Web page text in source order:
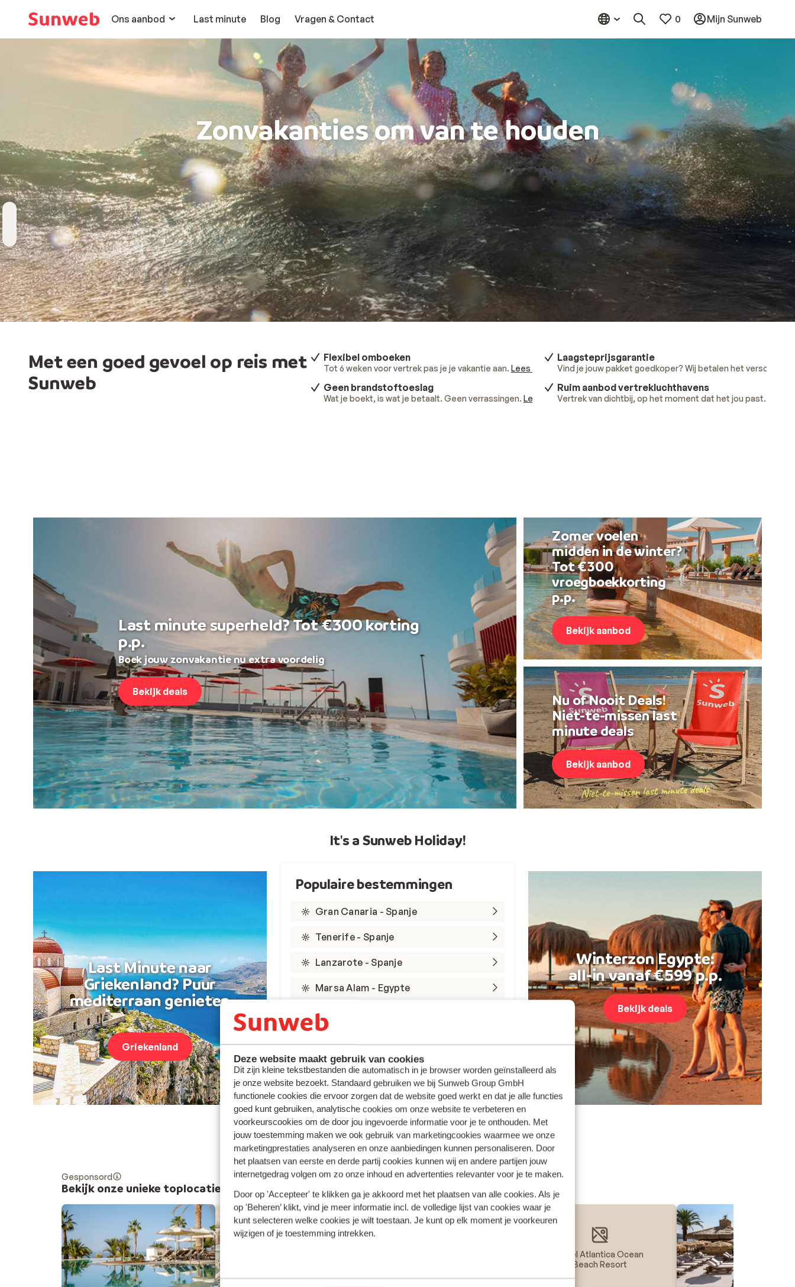
Deze website maakt gebruik van cookies
Dit zijn kleine tekstbestanden die automatisch in je browser worden geïnstalleerd als
je onze website bezoekt. Standaard gebruiken we bij Sunweb Group GmbH
functionele cookies die ervoor zorgen dat de website goed werkt en dat je alle functies
goed kunt gebruiken, analytische cookies om onze website te verbeteren en
voorkeurscookies om de door jou ingevoerde informatie voor je te onthouden. Met
jouw toestemming maken we ook gebruik van marketingcookies waarmee we onze
marketingprestaties analyseren en onze aanbiedingen kunnen personaliseren. Door
het plaatsen van eerste en derde partij cookies kunnen wij en andere partijen jouw
internetgedrag volgen om zo onze inhoud en advertenties relevanter voor je te maken.
Door op 'Accepteer' te klikken ga je akkoord met het plaatsen van alle cookies. Als je
op 'Beheren’ klikt, vind je meer informatie incl. de volledige lijst van cookies waar je
kunt selecteren welke cookies je wilt toestaan. Je kunt op elk moment je voorkeuren
wijzigen of je toestemming intrekken.
Ons aanbod
Last minute Blog Vragen & Contact 0 Mijn Sunweb
Zonvakanties om van te houden
Bestemming
Kies bestemming
Wanneer
Vertrekdatum
Hoelang
Duur toevoegen
Reizigers
2 personen , 1 kamer
Met een goed gevoel op reis met
Sunweb
Flexibel omboeken
Tot 6 weken voor vertrek pas je je vakantie aan. Lees meer
Laagsteprijsgarantie
Vind je jouw pakket goedkoper? Wij betalen het verschil.
Geen brandstoftoeslag
Wat je boekt, is wat je betaalt. Geen verrassingen. Lees meer.
Ruim aanbod vertrekluchthavens
Vertrek van dichtbij, op het moment dat het jou past.
Last minute superheld? Tot €300 korting
p.p.
Boek jouw zonvakantie nu extra voordelig
Bekijk deals
Zomer voelen
midden in de winter?
Tot €300
vroegboekkorting
p.p.
Bekijk aanbod
Nu of Nooit Deals!
Niet-te-missen last
minute deals
Bekijk aanbod
It's a Sunweb Holiday!
Last Minute naar
Griekenland? Puur
mediterraan genieten
Griekenland
Populaire bestemmingen
Gran Canaria - Spanje
Tenerife - Spanje
Lanzarote - Spanje
Marsa Alam - Egypte
Rode Zee - Egypte
Rhodos - Griekenland
Turkse Riviera - Turkije
Winterzon Egypte:
all-in vanaf €599 p.p.
Bekijk deals
Gesponsord
Bekijk onze unieke toplocaties
Hotel Atlantica Ocean
Beach Resort